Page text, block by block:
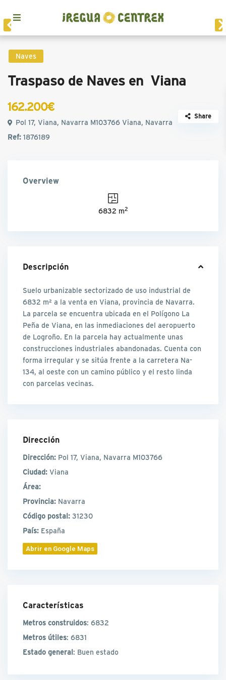
Naves
Traspaso de Naves en Viana
162.200€
Pol 17, Viana, Navarra M103766 Viana, Navarra
Ref:1876189
Share
Overview
6832 m2
Descripción
Suelo urbanizable sectorizado de uso industrial de
6832 m² a la venta en Viana, provincia de Navarra.
La parcela se encuentra ubicada en el Polígono La
Peña de Viana, en las inmediaciones del aeropuerto
de Logroño. En la parcela hay actualmente unas
construcciones industriales abandonadas. Cuenta con
forma irregular y se sitúa frente a la carretera Na-
134, al oeste con un camino público y el resto linda
con parcelas vecinas.
Dirección
Dirección: Pol 17, Viana, Navarra M103766
Ciudad: Viana
Área:
Provincia: Navarra
Código postal: 31230
País: España
Abrir en Google Maps
Características
Metros construidos: 6832
Metros útiles: 6831
Estado general: Buen estado